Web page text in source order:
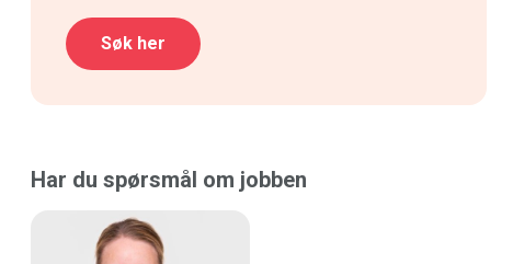
Søk her
Har du spørsmål om jobben